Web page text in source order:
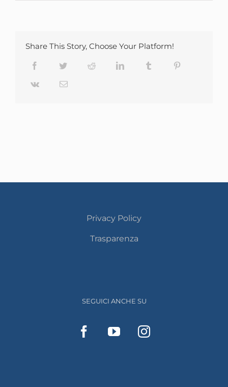
Share This Story, Choose Your Platform!
Facebook Twitter Reddit LinkedIn Tumblr
Vk Email
Privacy Policy
Trasparenza
SEGUICI ANCHE SU